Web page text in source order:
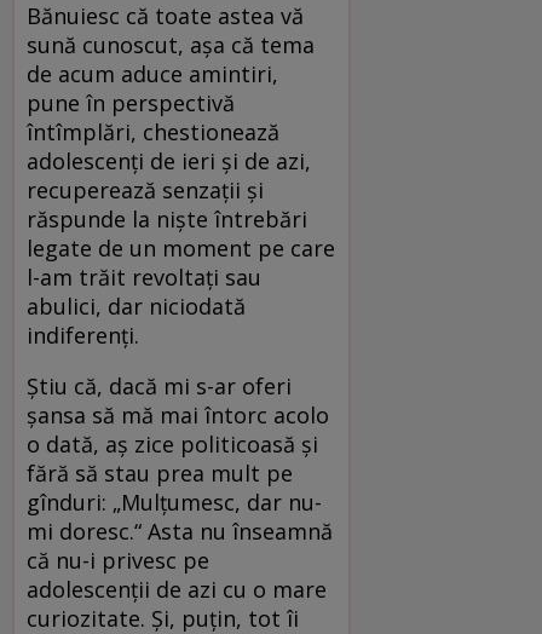
Bănuiesc că toate astea vă
sună cunoscut, aşa că tema
de acum aduce amintiri,
pune în perspectivă
întîmplări, chestionează
adolescenţi de ieri şi de azi,
recuperează senzaţii şi
răspunde la nişte întrebări
legate de un moment pe care
l-am trăit revoltaţi sau
abulici, dar niciodată
indiferenţi.
Ştiu că, dacă mi s-ar oferi
şansa să mă mai întorc acolo
o dată, aş zice politicoasă şi
fără să stau prea mult pe
gînduri: „Mulţumesc, dar nu-
mi doresc.“ Asta nu înseamnă
că nu-i privesc pe
adolescenţii de azi cu o mare
curiozitate. Şi, puţin, tot îi